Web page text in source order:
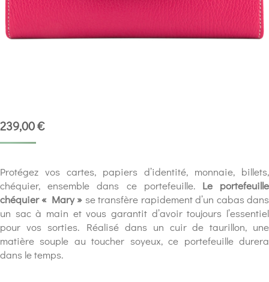
239,00€
Protégez vos cartes, papiers d’identité, monnaie, billets,
chéquier, ensemble dans ce portefeuille. Le portefeuille
chéquier « Mary » se transfère rapidement d’un cabas dans
un sac à main et vous garantit d’avoir toujours l’essentiel
pour vos sorties. Réalisé dans un cuir de taurillon, une
matière souple au toucher soyeux, ce portefeuille durera
dans le temps.